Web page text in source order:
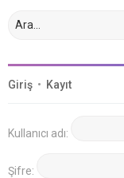
Giriş • Kayıt
Kullanıcı adı:
Şifre: